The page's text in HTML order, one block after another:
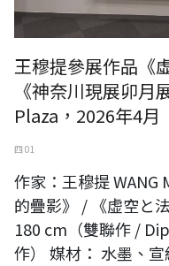
王穆提參展作品《
《神奈川現展卯
Plaza，2026年4月
四 01
作家：王穆提 WANG
的疊影》 / 《虚空と
180 cm（雙聯作 /
作） 媒材： 水墨、